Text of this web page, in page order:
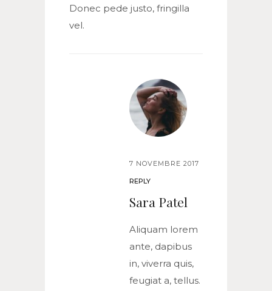
Donec pede justo, fringilla
vel.
7 NOVEMBRE 2017
REPLY
Sara Patel
Aliquam lorem
ante, dapibus
in, viverra quis,
feugiat a, tellus.